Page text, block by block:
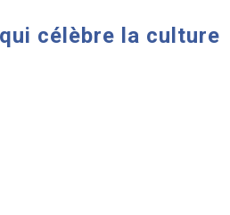
célèbre la culture